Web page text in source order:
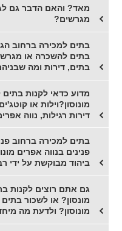
מאד? והאם הדבר גם
מגרשים?
בתים למכירה ברחוב
בתים להשכרה או
בתים, דירות ומה
מדוע כדאי לקנות
מונוסון?וילות או
דירות רגילות, נווה
בתים למכירה ברחוב
פנינים בנווה אפרים
ביהוד מבוקשת על ידי
גם אתם רוצים לקנות
מונסון? או לשכור
מונוסון? ולדעת מה